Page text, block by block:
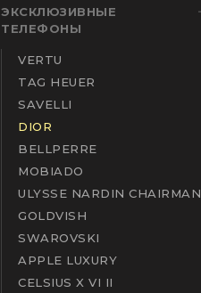
ЭКСКЛЮЗИВНЫЕ
ТЕЛЕФОНЫ
VERTU
TAG HEUER
SAVELLI
DIOR
BELLPERRE
MOBIADO
ULYSSE NARDIN CHAIRMAN
GOLDVISH
SWAROVSKI
APPLE LUXURY
CELSIUS X VI II